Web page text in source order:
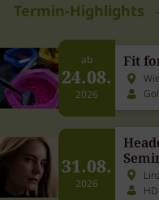
Termin-Highlights
ab
24.08.
2026
Fit
31.08.
2026